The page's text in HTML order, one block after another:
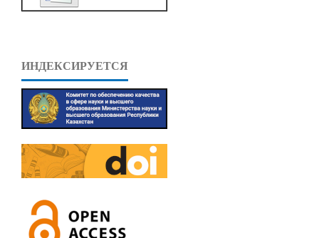
ИНДЕКСИРУЕТСЯ